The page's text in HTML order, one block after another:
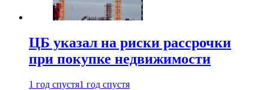
ЦБ указал на риски рассрочки
при покупке недвижимости
1 год спустя1 год спустя